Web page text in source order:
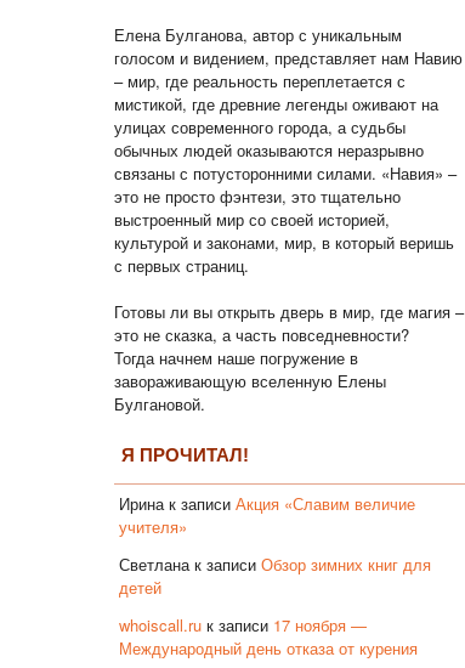
Елена Булганова, автор с уникальным
голосом и видением, представляет нам Навию
– мир, где реальность переплетается с
мистикой, где древние легенды оживают на
улицах современного города, а судьбы
обычных людей оказываются неразрывно
связаны с потусторонними силами. «Навия» –
это не просто фэнтези, это тщательно
выстроенный мир со своей историей,
культурой и законами, мир, в который веришь
с первых страниц.
Готовы ли вы открыть дверь в мир, где магия –
это не сказка, а часть повседневности?
Тогда начнем наше погружение в
завораживающую вселенную Елены
Булгановой.
Я ПРОЧИТАЛ!
Ирина к записи Акция «Славим величие
учителя»
Светлана к записи Обзор зимних книг для
детей
whoiscall.ru к записи 17 ноября —
Международный день отказа от курения